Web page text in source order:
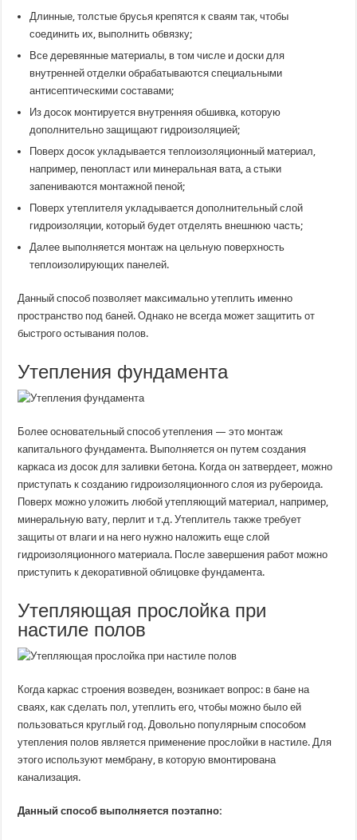
Длинные, толстые брусья крепятся к сваям так, чтобы
соединить их, выполнить обвязку;
Все деревянные материалы, в том числе и доски для
внутренней отделки обрабатываются специальными
антисептическими составами;
Из досок монтируется внутренняя обшивка, которую
дополнительно защищают гидроизоляцией;
Поверх досок укладывается теплоизоляционный материал,
например, пенопласт или минеральная вата, а стыки
запениваются монтажной пеной;
Поверх утеплителя укладывается дополнительный слой
гидроизоляции, который будет отделять внешнюю часть;
Далее выполняется монтаж на цельную поверхность
теплоизолирующих панелей.
Данный способ позволяет максимально утеплить именно
пространство под баней. Однако не всегда может защитить от
быстрого остывания полов.
Утепления фундамента
Более основательный способ утепления — это монтаж
капитального фундамента. Выполняется он путем создания
каркаса из досок для заливки бетона. Когда он затвердеет, можно
приступать к созданию гидроизоляционного слоя из рубероида.
Поверх можно уложить любой утепляющий материал, например,
минеральную вату, перлит и т.д. Утеплитель также требует
защиты от влаги и на него нужно наложить еще слой
гидроизоляционного материала. После завершения работ можно
приступить к декоративной облицовке фундамента.
Утепляющая прослойка при
настиле полов
Когда каркас строения возведен, возникает вопрос: в бане на
сваях, как сделать пол, утеплить его, чтобы можно было ей
пользоваться круглый год. Довольно популярным способом
утепления полов является применение прослойки в настиле. Для
этого используют мембрану, в которую вмонтирована
канализация.
Данный способ выполняется поэтапно: